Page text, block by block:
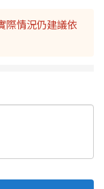
際情況仍建議依